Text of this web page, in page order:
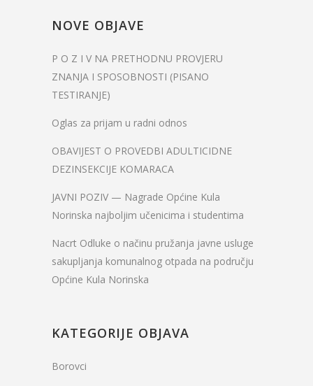
NOVE OBJAVE
P O Z I V NA PRETHODNU PROVJERU
ZNANJA I SPOSOBNOSTI (PISANO
TESTIRANJE)
Oglas za prijam u radni odnos
OBAVIJEST O PROVEDBI ADULTICIDNE
DEZINSEKCIJE KOMARACA
JAVNI POZIV — Nagrade Općine Kula
Norinska najboljim učenicima i studentima
Nacrt Odluke o načinu pružanja javne usluge
sakupljanja komunalnog otpada na području
Općine Kula Norinska
KATEGORIJE OBJAVA
Borovci